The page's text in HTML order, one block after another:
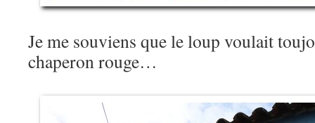
Je me souviens que le loup voulait
chaperon rouge…